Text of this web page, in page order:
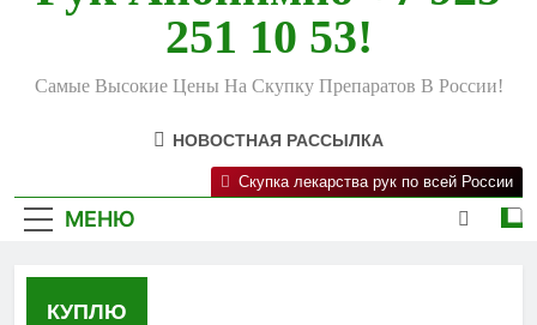
251 10 53!
Самые Высокие Цены На Скупку Препаратов В России!
НОВОСТНАЯ РАССЫЛКА
МЕНЮ
Скупка лекарства рук по всей России
КУПЛЮ